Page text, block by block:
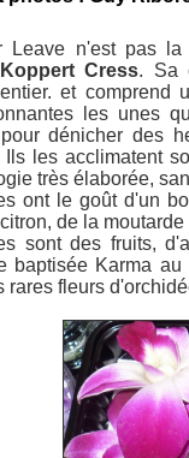
Leave n'est pas
Koppert Cress. Sa
et comprend
les unes
dénicher des
Ils les acclimatent
très élaborée,
ont le goût d'un
de la moutarde
sont des fruits,
baptisée Karma
rares fleurs